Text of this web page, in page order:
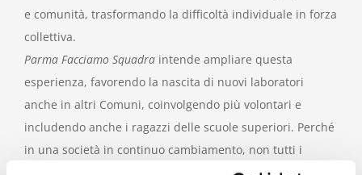
e comunità, trasformando la difficoltà individuale in forza
collettiva.
Parma Facciamo Squadraintende ampliare questa
esperienza, favorendo la nascita di nuovi laboratori
anche in altri Comuni, coinvolgendo più volontari e
includendo anche i ragazzi delle scuole superiori. Perché
in una società in continuo cambiamento, non tutti i